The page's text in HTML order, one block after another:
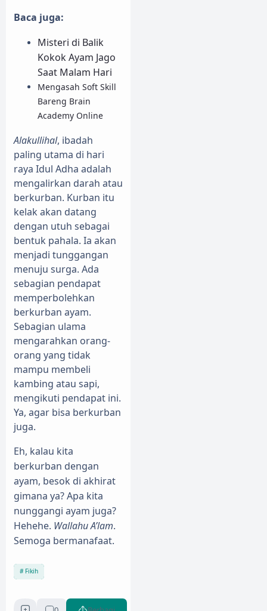
Baca juga:
Misteri di Balik
Kokok Ayam Jago
Saat Malam Hari
Mengasah Soft Skill
Bareng Brain
Academy Online
Alakullihal, ibadah
paling utama di hari
raya Idul Adha adalah
mengalirkan darah atau
berkurban. Kurban itu
kelak akan datang
dengan utuh sebagai
bentuk pahala. Ia akan
menjadi tunggangan
menuju surga. Ada
sebagian pendapat
memperbolehkan
berkurban ayam.
Sebagian ulama
mengarahkan orang-
orang yang tidak
mampu membeli
kambing atau sapi,
mengikuti pendapat ini.
Ya, agar bisa berkurban
juga.
Eh, kalau kita
berkurban dengan
ayam, besok di akhirat
gimana ya? Apa kita
nunggangi ayam juga?
Hehehe. Wallahu A’lam.
Semoga bermanafaat.
Fikih